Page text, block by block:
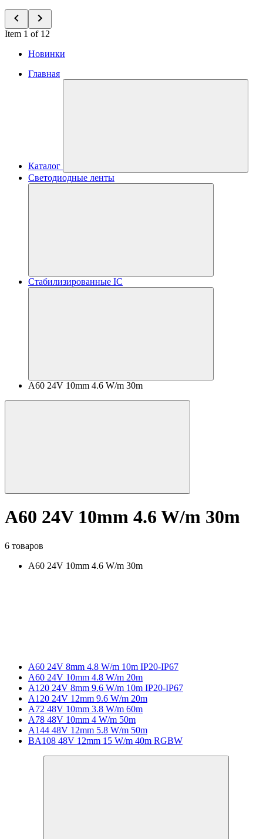
Item 1 of 12
Новинки
Главная
Каталог
Светодиодные ленты
Стабилизированные IC
A60 24V 10mm 4.6 W/m 30m
A60 24V 10mm 4.6 W/m 30m
6 товаров
A60 24V 10mm 4.6 W/m 30m
A60 24V 8mm 4.8 W/m 10m IP20-IP67
A60 24V 10mm 4.8 W/m 20m
A120 24V 8mm 9.6 W/m 10m IP20-IP67
A120 24V 12mm 9.6 W/m 20m
A72 48V 10mm 3.8 W/m 60m
A78 48V 10mm 4 W/m 50m
A144 48V 12mm 5.8 W/m 50m
BA108 48V 12mm 15 W/m 40m RGBW